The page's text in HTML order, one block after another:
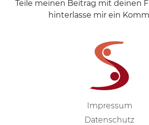
Teile meinen Beitrag mit deinen
hinterlasse mir ein
Impressum
Datenschutz